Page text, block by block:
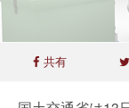
共有